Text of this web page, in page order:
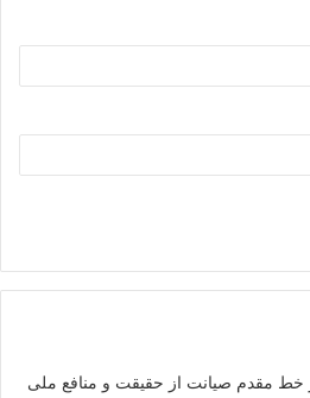
در خط مقدم صیانت از حقیقت و منافع ملی